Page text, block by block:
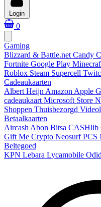
Login
0
Gaming
Blizzard & Battle.net Candy
Fortnite Google Play
Roblox Steam Supercell
Cadeaukaarten
Albert Heijn Amazon Apple
cadeaukaart Microsoft Store
Shoppen Thuisbezorgd
Betaalkaarten
Aircash Abon Bitsa CASHlib
Gift Me Crypto NeosurfPCS
Beltegoed
KPN Lebara Lycamobile